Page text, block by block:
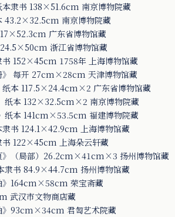
本隶书 138×51.6cm 南京博物院藏
43.2×32.5cm 南京博物院藏
广东省博物馆藏
浙江省博物馆藏
书 152×45cm 1758年 上海博物馆藏
》 每开 27cm×28cm 天津博物馆藏
纸本 117.5×24.4cm×2 广东省博物馆藏
纸本 132×32.5cm×2 南京博物院藏
纸本 141cm×53.5cm 福建博物院藏
隶书 124.1×42.9cm 上海博物馆藏
书 122×45cm 上海朵云轩藏
》（局部）26.2cm×41cm×3 扬州博物馆藏
隶书 84.9×44.7cm 扬州博物馆藏
》164cm×58cm 荣宝斋藏
武汉市文物商店藏
》93cm×34cm 君匋艺术院藏